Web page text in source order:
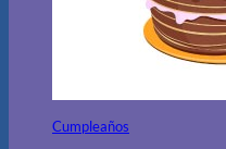
Cumpleaños